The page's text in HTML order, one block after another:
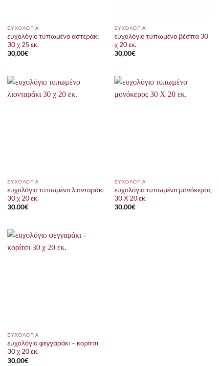
ΕΥΧΟΛΟΓΙΑ
ευχολόγιο τυπωμένο αστεράκι
30 χ 25 εκ.
30,00€
ΕΥΧΟΛΟΓΙΑ
ευχολόγιο τυπωμένο βέσπα 30
χ 20 εκ.
30,00€
ΕΥΧΟΛΟΓΙΑ
ευχολόγιο τυπωμένο λιονταράκι
30 χ 20 εκ.
30,00€
ΕΥΧΟΛΟΓΙΑ
ευχολόγιο τυπωμένο μονόκερος
30 Χ 20 εκ.
30,00€
ΕΥΧΟΛΟΓΙΑ
ευχολόγιο φεγγαράκι – κορίτσι
30 χ 20 εκ.
30,00€